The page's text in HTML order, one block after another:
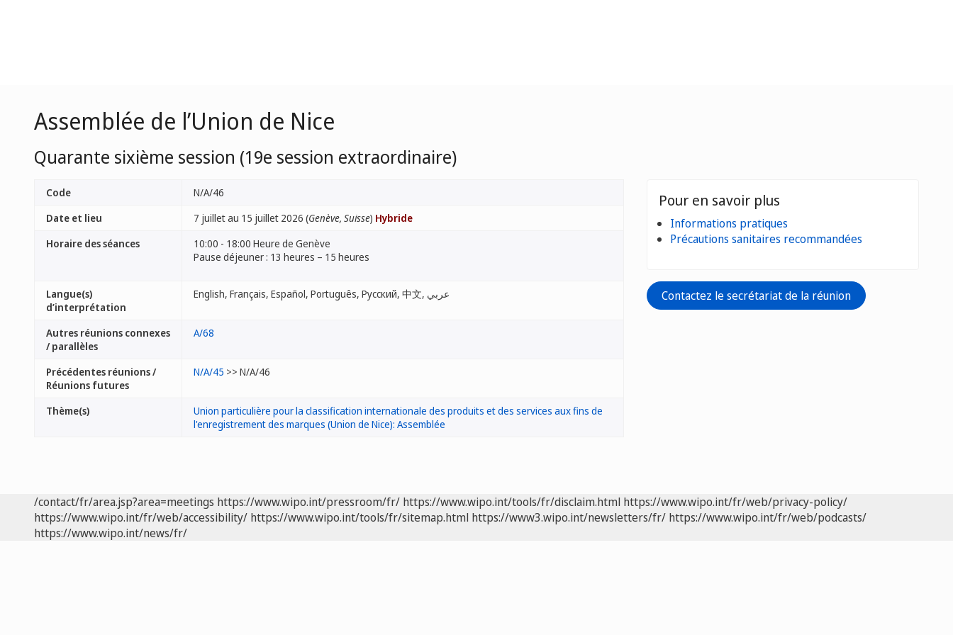
Assemblée de l’Union de Nice
Quarante sixième session (19e session extraordinaire)
Code
N/A/46
Date et lieu
7 juillet au 15 juillet 2026 (Genève, Suisse) Hybride
Horaire des séances
10:00 - 18:00 Heure de Genève
Pause déjeuner : 13 heures – 15 heures
Langue(s)
d’interprétation
English, Français, Español, Português, Русский, 中文, عربي
Autres réunions connexes
/ parallèles
A/68
Précédentes réunions /
Réunions futures
N/A/45 >> N/A/46
Thème(s)
Union particulière pour la classification internationale des produits et des services aux fins de
l'enregistrement des marques (Union de Nice): Assemblée
Pour en savoir plus
Informations pratiques
Précautions sanitaires recommandées
Contactez le secrétariat de la réunion
/contact/fr/area.jsp?area=meetings https://www.wipo.int/pressroom/fr/ https://www.wipo.int/tools/fr/disclaim.html https://www.wipo.int/fr/web/privacy-policy/
https://www.wipo.int/fr/web/accessibility/ https://www.wipo.int/tools/fr/sitemap.html https://www3.wipo.int/newsletters/fr/ https://www.wipo.int/fr/web/podcasts/
https://www.wipo.int/news/fr/